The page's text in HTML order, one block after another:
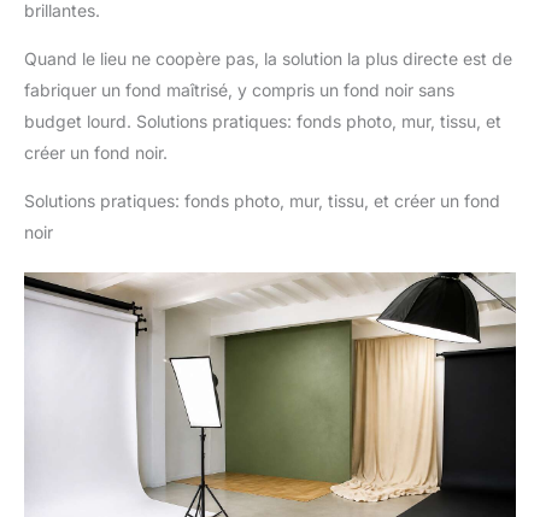
brillantes.
Quand le lieu ne coopère pas, la solution la plus directe est de
fabriquer un fond maîtrisé, y compris un fond noir sans
budget lourd. Solutions pratiques: fonds photo, mur, tissu, et
créer un fond noir.
Solutions pratiques: fonds photo, mur, tissu, et créer un fond
noir